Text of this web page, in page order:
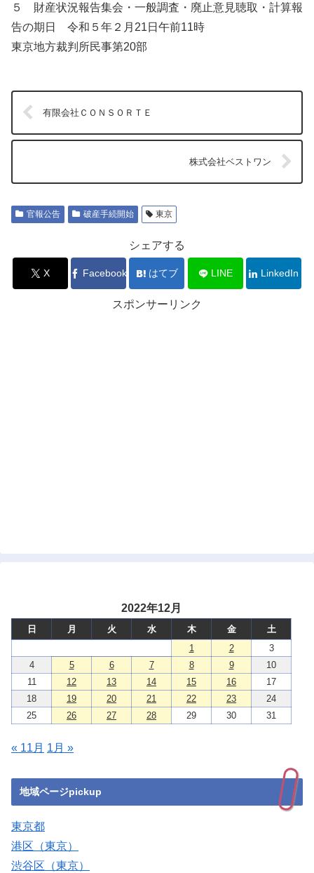
５ 財産状況報告集会・一般調査・廃止意見聴取・計算報
告の期日 令和５年２月21日午前11時
東京地方裁判所民事第20部
有限会社ＣＯＮＳＯＲＴＥ
株式会社ベストワン
官報公告 破産手続開始 東京
シェアする
X Facebook はてブ LINE LinkedIn
スポンサーリンク
2022年12月
日 月 火 水 木 金
土
1
2
3
4
5 6 7 8 9
10
11
12 13 14 15 16
17
18
19 20 21 22 23
24
25
26 27 28 29 30 31
« 11月 1月 »
地域ページpickup
東京都
港区（東京）
渋谷区（東京）